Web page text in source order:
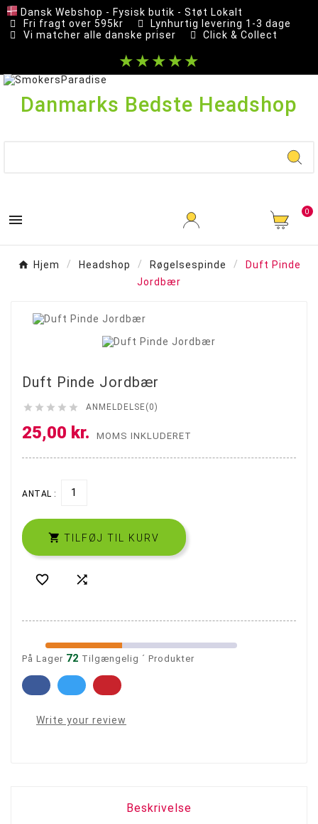
Dansk Webshop - Fysisk butik - Støt Lokalt
Fri fragt over 595kr
Lynhurtig levering 1-3 dage
Vi matcher alle danske priser
Click & Collect
★★★★★
Danmarks Bedste Headshop
 0
Hjem Headshop Røgelsespinde
Duft Pinde
Jordbær
Duft Pinde Jordbær
     ANMELDELSE(0)
25,00 kr. MOMS INKLUDERET
ANTAL :
 TILFØJ TIL KURV
 
På Lager 72 Tilgængelig ´ Produkter
Write your review
Beskrivelse